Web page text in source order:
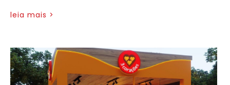
leia mais >